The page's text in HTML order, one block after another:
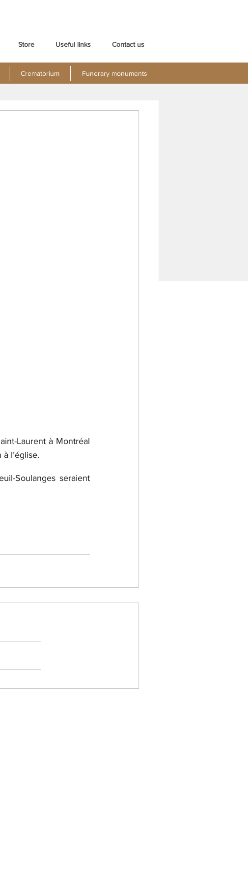
Store Useful links Contact us
Crematorium Funerary monuments
Laurent à Montréal
l’église.
Soulanges seraient